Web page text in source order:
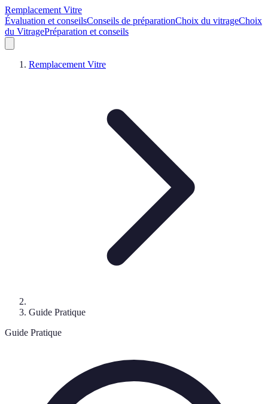
Remplacement Vitre
Évaluation et conseilsConseils de préparationChoix du vitrageChoix
du VitragePréparation et conseils
Remplacement Vitre
Guide Pratique
Guide Pratique